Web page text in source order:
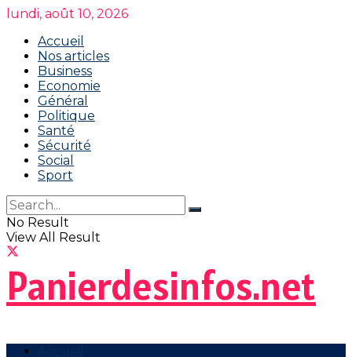
lundi, août 10, 2026
Accueil
Nos articles
Business
Economie
Général
Politique
Santé
Sécurité
Social
Sport
No Result
View All Result
Panierdesinfos.net